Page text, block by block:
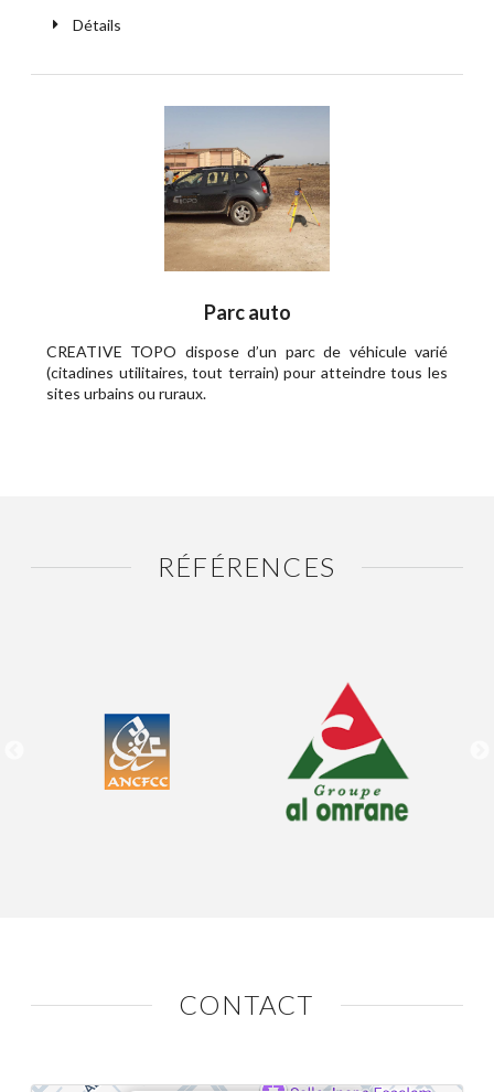
Détails
Parc auto
CREATIVE TOPO dispose d’un parc de véhicule varié
(citadines utilitaires, tout terrain) pour atteindre tous les
sites urbains ou ruraux.
RÉFÉRENCES
CONTACT